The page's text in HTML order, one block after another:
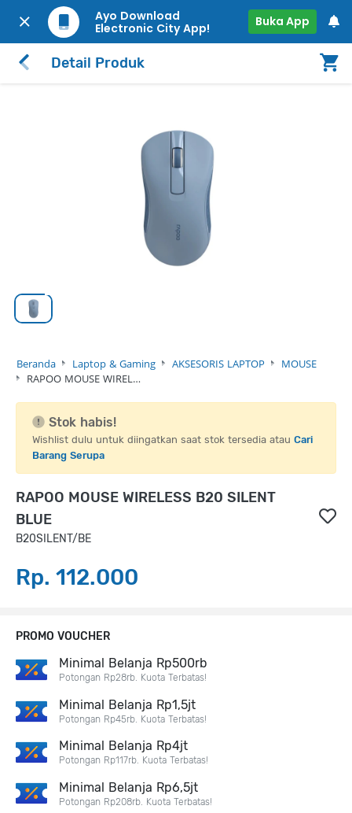
Ayo Download
Electronic City App!
Buka App
Detail Produk
Beranda Laptop & Gaming AKSESORIS LAPTOP
MOUSE
RAPOO MOUSE WIREL…
Stok habis!
Wishlist dulu untuk diingatkan saat stok tersedia atau Cari
Barang Serupa
RAPOO MOUSE WIRELESS B20 SILENT
BLUE
B20SILENT/BE
Rp. 112.000
PROMO VOUCHER
Minimal Belanja Rp500rb
Potongan Rp28rb. Kuota Terbatas!
Minimal Belanja Rp1,5jt
Potongan Rp45rb. Kuota Terbatas!
Minimal Belanja Rp4jt
Potongan Rp117rb. Kuota Terbatas!
Minimal Belanja Rp6,5jt
Potongan Rp208rb. Kuota Terbatas!